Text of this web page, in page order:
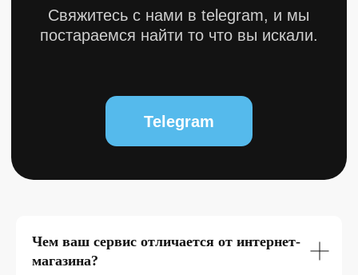
Чем ваш сервис отличается от интернет-
магазина?
Разработкa Y-S